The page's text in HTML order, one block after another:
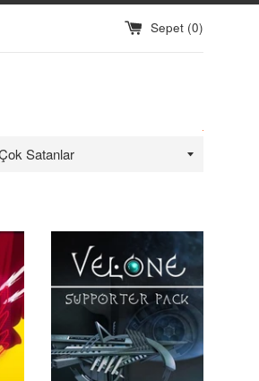
Sepet (0)
Sırala